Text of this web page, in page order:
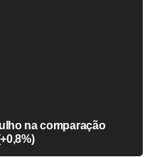
na comparação